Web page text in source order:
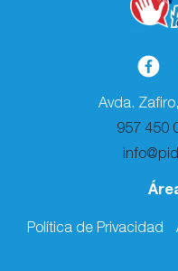
Avda.
957 450
Política de Privacidad